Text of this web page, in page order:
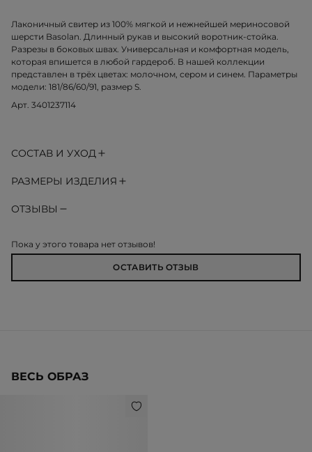
Лаконичный свитер из 100% мягкой и нежнейшей мериносовой
шерсти Basolan. Длинный рукав и высокий воротник-стойка.
Разрезы в боковых швах. Универсальная и комфортная модель,
которая впишется в любой гардероб. В нашей коллекции
представлен в трёх цветах: молочном, сером и синем. Параметры
модели: 181/86/60/91, размер S.
Арт. 3401237114
СОСТАВ И УХОД
РАЗМЕРЫ ИЗДЕЛИЯ
ОТЗЫВЫ
Пока у этого товара нет отзывов!
ОСТАВИТЬ ОТЗЫВ
ВЕСЬ ОБРАЗ